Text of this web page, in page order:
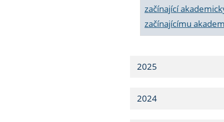
začínající
začínajícímu
2025
2024